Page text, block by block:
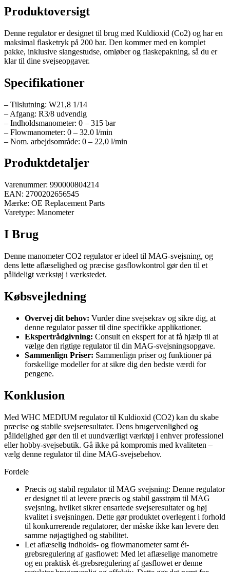
Produktoversigt
Denne regulator er designet til brug med Kuldioxid (Co2) og har en
maksimal flasketryk på 200 bar. Den kommer med en komplet
pakke, inklusive slangestudse, omløber og flaskepakning, så du er
klar til dine svejseopgaver.
Specifikationer
– Tilslutning: W21,8 1/14
– Afgang: R3/8 udvendig
– Indholdsmanometer: 0 – 315 bar
– Flowmanometer: 0 – 32.0 l/min
– Nom. arbejdsområde: 0 – 22,0 l/min
Produktdetaljer
Varenummer: 990000804214
EAN: 2700202656545
Mærke: OE Replacement Parts
Varetype: Manometer
I Brug
Denne manometer CO2 regulator er ideel til MAG-svejsning, og
dens lette aflæselighed og præcise gasflowkontrol gør den til et
pålideligt værkstøj i værkstedet.
Købsvejledning
Overvej dit behov: Vurder dine svejsekrav og sikre dig, at
denne regulator passer til dine specifikke applikationer.
Ekspertrådgivning: Consult en ekspert for at få hjælp til at
vælge den rigtige regulator til din MAG-svejsningsopgave.
Sammenlign Priser: Sammenlign priser og funktioner på
forskellige modeller for at sikre dig den bedste værdi for
pengene.
Konklusion
Med WHC MEDIUM regulator til Kuldioxid (CO2) kan du skabe
præcise og stabile svejseresultater. Dens brugervenlighed og
pålidelighed gør den til et uundværligt værktøj i enhver professionel
eller hobby-svejsebutik. Gå ikke på kompromis med kvaliteten –
vælg denne regulator til dine MAG-svejsebehov.
Fordele
Præcis og stabil regulator til MAG svejsning: Denne regulator
er designet til at levere præcis og stabil gasstrøm til MAG
svejsning, hvilket sikrer ensartede svejseresultater og høj
kvalitet i svejsningen. Dette gør produktet overlegent i forhold
til konkurrerende regulatorer, der måske ikke kan levere den
samme nøjagtighed og stabilitet.
Let aflæselig indholds- og flowmanometer samt ét-
grebsregulering af gasflowet: Med let aflæselige manometre
og en praktisk ét-grebsregulering af gasflowet er denne